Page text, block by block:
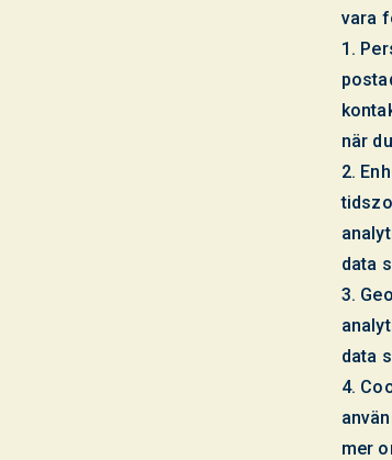
vara
1.
när
2.
data
3.
data
4.
mer